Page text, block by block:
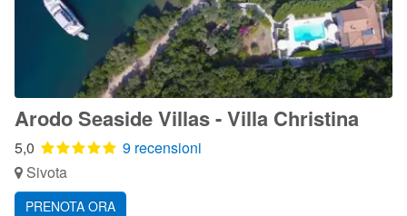
Arodo Seaside Villas - Villa Christina
5,0
9 recensioni
Sivota
PRENOTA ORA